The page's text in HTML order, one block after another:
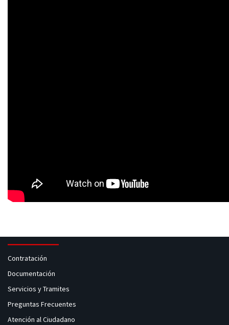
Contratación
Documentación
Servicios y Tramites
Preguntas Frecuentes
Atención al Ciudadano